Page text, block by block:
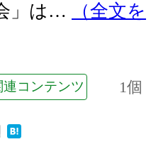
」は…
（全文を
連コンテンツ 1個